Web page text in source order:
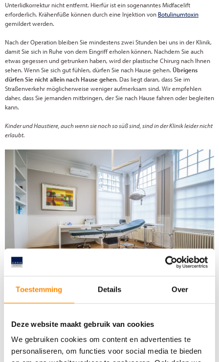
Toestemming Details Over
Deze website maakt gebruik van cookies
We gebruiken cookies om content en advertenties te
personaliseren, om functies voor social media te bieden
Unterlidkorrektur nicht entfernt. Hierfür ist ein sogenanntes Midfacelift
erforderlich. Krähenfüße können durch eine Injektion von Botulinumtoxin
gemildert werden.
Nach der Operation bleiben Sie mindestens zwei Stunden bei uns in der Klinik,
damit Sie sich in Ruhe von dem Eingriff erholen können. Nachdem Sie auch
etwas gegessen und getrunken haben, wird der plastische Chirurg nach Ihnen
sehen. Wenn Sie sich gut fühlen, dürfen Sie nach Hause gehen. Übrigens
dürfen Sie nicht allein nach Hause gehen. Das liegt daran, dass Sie im
Straßenverkehr möglicherweise weniger aufmerksam sind. Wir empfehlen
daher, dass Sie jemanden mitbringen, der Sie nach Hause fahren oder begleiten
kann.
Kinder und Haustiere, auch wenn sie noch so süß sind, sind in der Klinik leider nicht
erlaubt.
Korrekturen der Augenlider werden im ambulanten Behandlungsraum durchgeführt
Vor der Operation erhalten Sie von uns ein Rezept fürAugentropfen
werden diese Tropfen vorbeugend eine Woche lang nach der Operation
verwenden, um Ihre Augen zu schützen.